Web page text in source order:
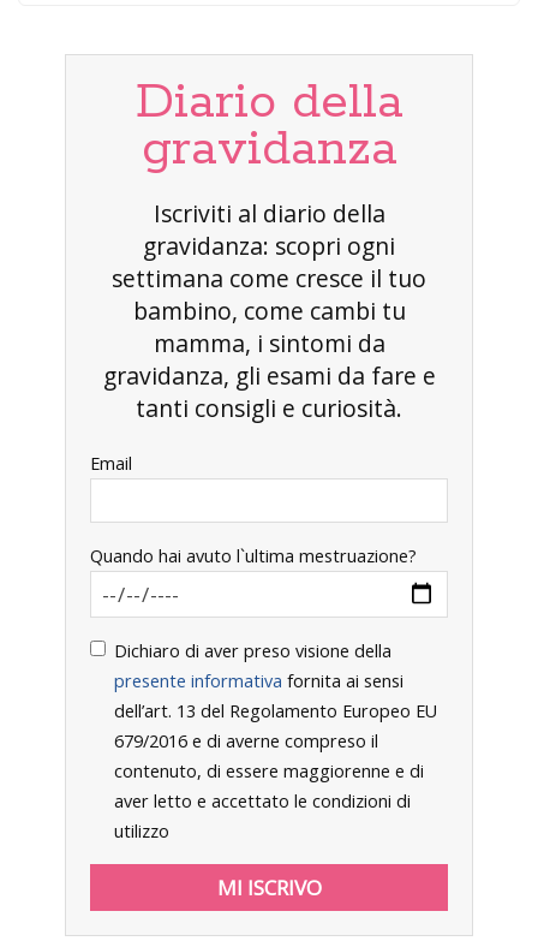
Diario della
gravidanza
Iscriviti al diario della
gravidanza: scopri ogni
settimana come cresce il tuo
bambino, come cambi tu
mamma, i sintomi da
gravidanza, gli esami da fare e
tanti consigli e curiosità.
Email
Quando hai avuto l`ultima mestruazione?
Dichiaro di aver preso visione della
presente informativa fornita ai sensi
dell’art. 13 del Regolamento Europeo EU
679/2016 e di averne compreso il
contenuto, di essere maggiorenne e di
aver letto e accettato le condizioni di
utilizzo